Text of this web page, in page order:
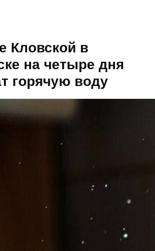
Кловской в
на четыре дня
горячую воду